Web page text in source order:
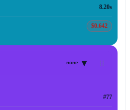
8.20s
$0.642
none ▾
#77